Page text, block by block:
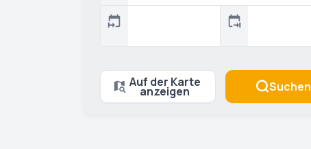
Auf der Karte
anzeigen Suchen